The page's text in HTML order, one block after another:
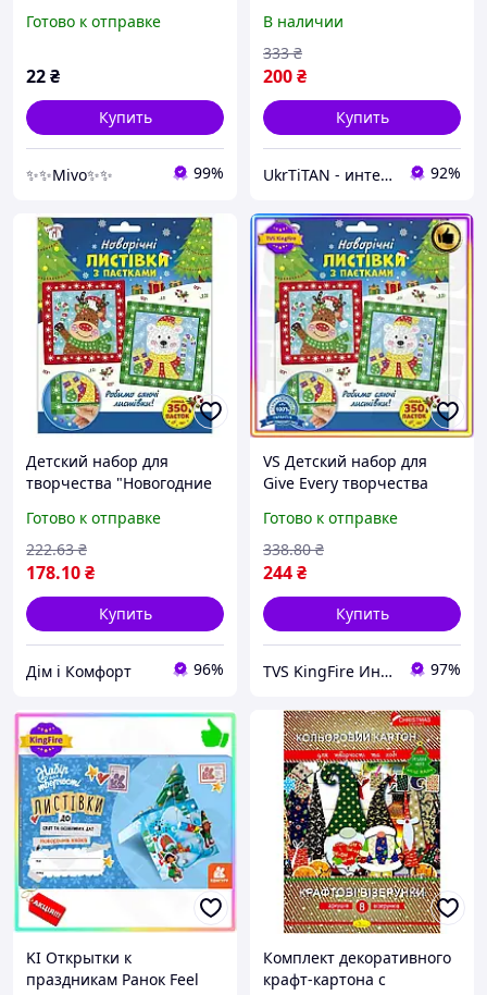
творчества открыток и
премиум
Готово к отправке
22₴
Купить
✨✨Mivo✨✨ 99%
пайетками" 10100694 -
Высшее качество!
В наличии
200₴
333 ₴
Купить
UkrTiTAN - интернет-магазин электроники и компьютерной техники 92%
Детский набор для
творчества "Новогодние
Хіт продажу!
Готово к отправке
178.10₴
222.63 ₴
Купить
Дім і Комфорт 96%
VS Детский набор для
Give Every творчества
пайетками 350 пайеток
для детей от 3 32T8_V1
Готово к отправке
244₴
338.80 ₴
Купить
TVS KingFire Интернет магазин 97%
KI Открытки к
праздникам Ранок Feel
Комплект декоративного
крафт-картона с